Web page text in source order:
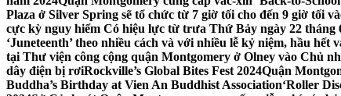
Plaza ở Silver Spring sẽ tổ chức từ 7 giờ tối cho đến 9 giờ tối
cực kỳ nguy hiểm Có hiệu lực từ trưa Thứ Bảy ngày 22 tháng
‘Juneteenth’ theo nhiều cách và với nhiều lễ kỷ niệm, hầu hết
tại Thư viện công cộng quận Montgomery ở Olney vào Chủ
dây điện bị rơiRockville’s Global Bites Fest 2024Quận
Buddha’s Birthday at Vien An Buddhist Association‘Roller